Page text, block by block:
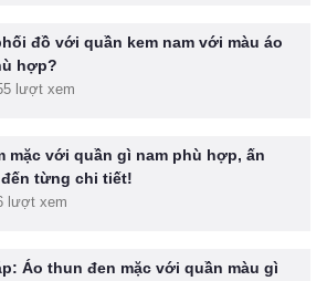
đồ với quần kem nam với màu áo
hợp?
lượt xem
mặc với quần gì nam phù hợp, ấn
từng chi tiết!
lượt xem
Áo thun đen mặc với quần màu gì